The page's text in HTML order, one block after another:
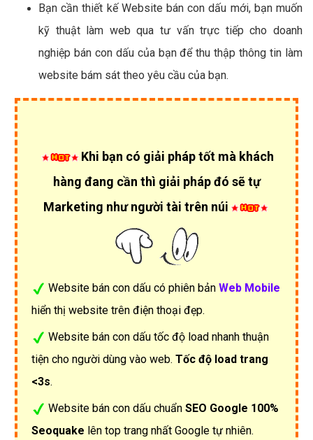
Bạn cần thiết kế Website bán con dấu mới, bạn muốn
kỹ thuật làm web qua tư vấn trực tiếp cho doanh
nghiệp bán con dấu của bạn để thu thập thông tin làm
website bám sát theo yêu cầu của bạn.
Khi bạn có giải pháp tốt mà khách
hàng đang cần thì giải pháp đó sẽ tự
Marketing như người tài trên núi
Website bán con dấu có phiên bản Web Mobile
hiển thị website trên điện thoại đẹp.
Website bán con dấu tốc độ load nhanh thuận
tiện cho người dùng vào web. Tốc độ load trang
<3s.
Website bán con dấu chuẩn SEO Google 100%
Seoquake lên top trang nhất Google tự nhiên.